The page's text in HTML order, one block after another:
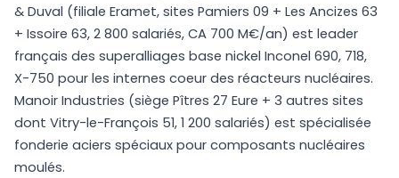
& Duval (filiale Eramet, sites Pamiers 09 + Les Ancizes 63
+ Issoire 63, 2 800 salariés, CA 700 M€/an) est leader
français des superalliages base nickel Inconel 690, 718,
X-750 pour les internes coeur des réacteurs nucléaires.
Manoir Industries (siège Pîtres 27 Eure + 3 autres sites
dont Vitry-le-François 51, 1 200 salariés) est spécialisée
fonderie aciers spéciaux pour composants nucléaires
moulés.